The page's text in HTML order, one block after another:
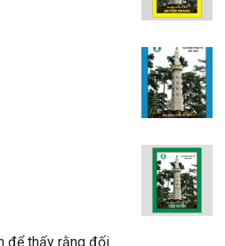
để thấy rằng đối